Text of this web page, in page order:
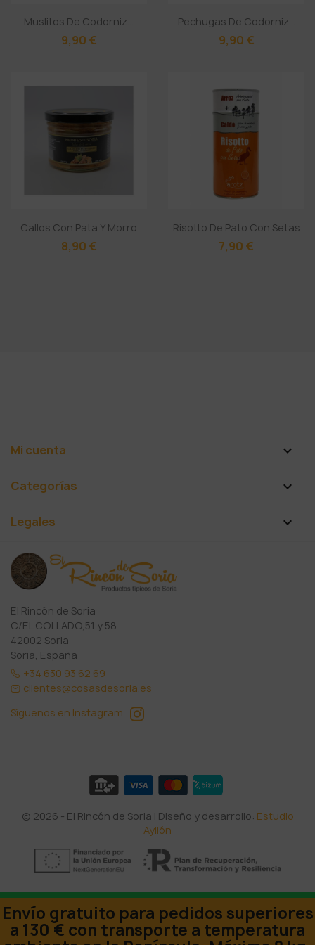
Envío gratuito para pedidos superiores
a 130 € con transporte a temperatura
Muslitos De Codorniz...
9,90 €
Pechugas De Codorniz...
9,90 €
Callos Con Pata Y Morro
8,90 €
Risotto De Pato Con Setas
7,90 €
Mi cuenta 
Categorías 
Legales 
El Rincón de Soria
C/EL COLLADO,51 y 58
42002 Soria
Soria, España
+34 630 93 62 69
clientes@cosasdesoria.es
Síguenos en Instagram
© 2026 - El Rincón de Soria | Diseño y desarrollo: Estudio
Ayllón